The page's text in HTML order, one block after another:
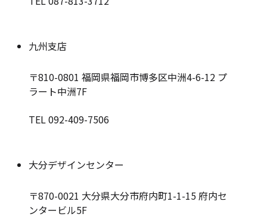
九州支店
〒810-0801 福岡県福岡市博多区中洲4-6-12 プ
ラート中洲7F
TEL 092-409-7506
大分デザインセンター
〒870-0021 大分県大分市府内町1-1-15 府内セ
ンタービル5F